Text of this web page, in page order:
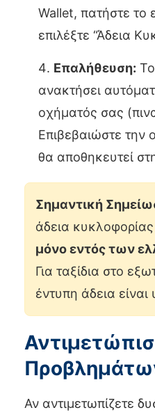
Wallet, πατήστε το
επιλέξτε “Άδεια
Επαλήθευση:
ανακτήσει
οχήματός σας
Επιβεβαιώστε την
θα αποθηκευτεί
Σημαντική
άδεια
μόνο εντός των
Για ταξίδια στο
έντυπη άδεια
Αν αντιμετωπίζετε